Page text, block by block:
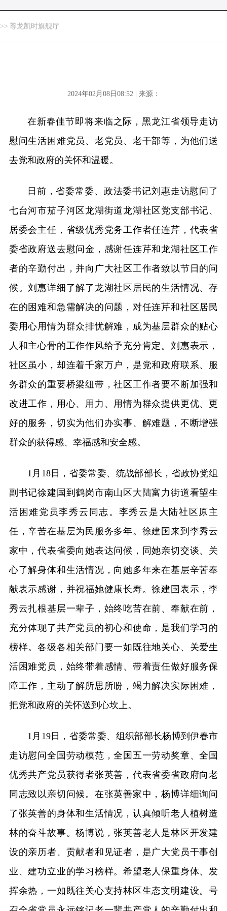
>> 尊龙凯时旗舰厅
2024年02月08日08:52 | 来源：
在新春佳节即将来临之际，黑龙江省领导走访
慰问生活困难党员、老党员、老干部等，为他们送
去党和政府的关怀和温暖。
日前，省委常委、政法委书记刘惠走访慰问了
七台河市茄子河区龙湖街道龙湖社区党支部书记、
居委会主任，省级优秀党务工作者任连芹，代表省
委省政府送去慰问金，感谢任连芹和龙湖社区工作
者的辛勤付出，并向广大社区工作者致以节日的问
候。刘惠详细了解了龙湖社区居民的生活情况、存
在的困难和急需解决的问题，对任连芹和社区居民
委用心用情为群众排忧解难，成为基层群众的贴心
人和主心骨的工作作风给予充分肯定。刘惠表示，
社区虽小，却连着千家万户，是党和政府联系、服
务群众的重要桥梁纽带，社区工作者要不断加强和
改进工作，用心、用力、用情为群众提供更优、更
好的服务，切实为他们办实事、解难题，不断增强
群众的获得感、幸福感和安全感。
1月18日，省委常委、统战部部长，省政协党组
副书记徐建国到鹤岗市南山区大陆富力街道看望生
活困难党员李秀云同志。李秀云是大陆社区原主
任，辛苦在基层为民服务多年。徐建国来到李秀云
家中，代表省委向她表达问候，同她亲切交谈、关
心了解身体和生活情况，向她多年来在基层辛苦奉
献表示感谢，并祝福她健康长寿。徐建国表示，李
秀云扎根基层一辈子，始终吃苦在前、奉献在前，
充分体现了共产党员的初心和使命，是我们学习的
榜样。各级各相关部门要一如既往地关心、关爱生
活困难党员，始终带着感情、带着责任做好服务保
障工作，主动了解所思所盼，竭力解决实际困难，
把党和政府的关怀送到心坎上。
1月19日，省委常委、组织部部长杨博到伊春市
走访慰问全国劳动模范，全国五一劳动奖章、全国
优秀共产党员获得者张英善，代表省委省政府向老
同志致以亲切问候。在张英善家中，杨博详细询问
了张英善的身体和生活情况，认真倾听老人植树造
林的奋斗故事。杨博说，张英善老人是林区开发建
设的亲历者、贡献者和见证者，是广大党员干事创
业、建功立业的学习榜样。希望老人保重身体、发
挥余热，一如既往关心支持林区生态文明建设。号